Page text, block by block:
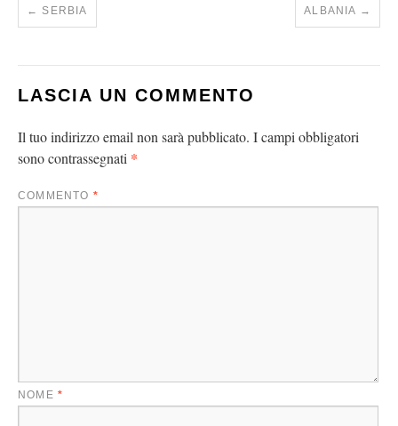
← SERBIA ALBANIA →
LASCIA UN COMMENTO
Il tuo indirizzo email non sarà pubblicato. I campi obbligatori
sono contrassegnati *
COMMENTO *
NOME *